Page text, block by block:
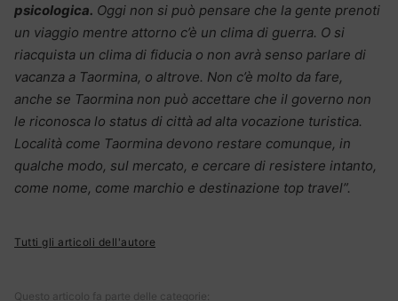
psicologica. Oggi non si può pensare che la gente prenoti
un viaggio mentre attorno c’è un clima di guerra. O si
riacquista un clima di fiducia o non avrà senso parlare di
vacanza a Taormina, o altrove. Non c’è molto da fare,
anche se Taormina non può accettare che il governo non
le riconosca lo status di città ad alta vocazione turistica.
Località come Taormina devono restare comunque, in
qualche modo, sul mercato, e cercare di resistere intanto,
come nome, come marchio e destinazione top travel”.
Tutti gli articoli dell'autore
Questo articolo fa parte delle categorie: